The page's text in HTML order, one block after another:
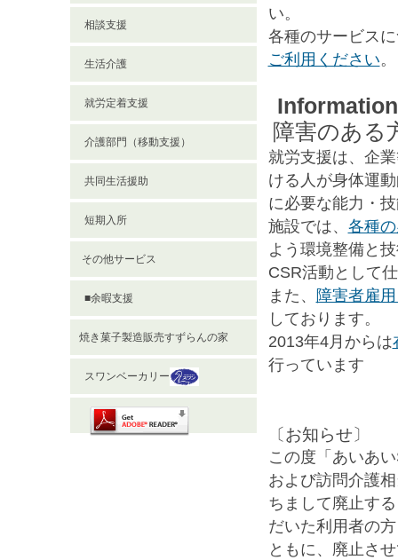
相談支援
生活介護
就労定着支援
介護部門（移動支援）
共同生活援助
短期入所
その他サービス
■余暇支援
焼き菓子製造販売すずらんの家
スワンベーカリー
い。
各種のサービス
ご利用ください。
Information
障害のある
就労支援は、企
ける人が身体運
に必要な能力・
施設では、 各種
よう環境整備と
CSR活動として
また、
障害者雇
しております。
2013年4月からは
行っています
〔お知らせ〕
この度「あいあ
および訪問介護
ちまして廃止す
だいた利用者の
ともに、廃止さ